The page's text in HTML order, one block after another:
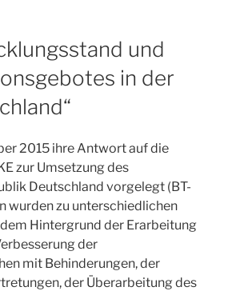
und
in der
2015 ihre Antwort auf die
zur Umsetzung des
Deutschland vorgelegt (BT-
wurden zu unterschiedlichen
Hintergrund der Erarbeitung
der
mit Behinderungen, der
der Überarbeitung des